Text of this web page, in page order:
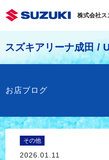
株式会社ス
スズキアリーナ成田 /
お店ブログ
その他
2026.01.11